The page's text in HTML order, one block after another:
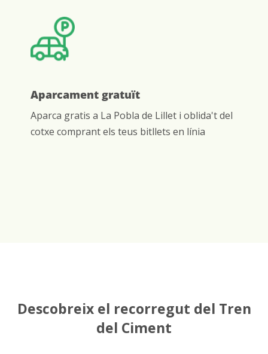
Aparcament gratuït
Aparca gratis a La Pobla de Lillet i oblida't del
cotxe comprant els teus bitllets en línia
Descobreix el recorregut del Tren
del Ciment